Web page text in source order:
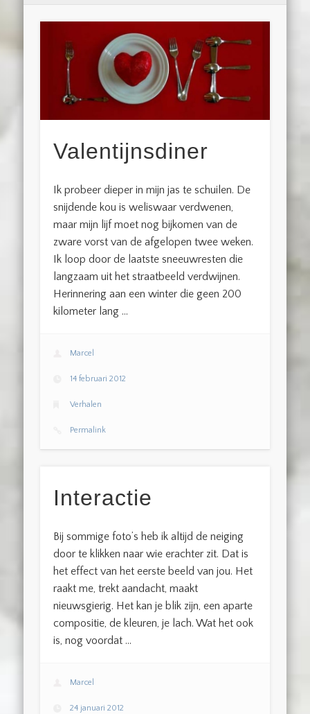
Valentijnsdiner
Ik probeer dieper in mijn jas te schuilen. De
snijdende kou is weliswaar verdwenen,
maar mijn lijf moet nog bijkomen van de
zware vorst van de afgelopen twee weken.
Ik loop door de laatste sneeuwresten die
langzaam uit het straatbeeld verdwijnen.
Herinnering aan een winter die geen 200
kilometer lang …
Marcel
14 februari 2012
Verhalen
Permalink
Interactie
Bij sommige foto’s heb ik altijd de neiging
door te klikken naar wie erachter zit. Dat is
het effect van het eerste beeld van jou. Het
raakt me, trekt aandacht, maakt
nieuwsgierig. Het kan je blik zijn, een aparte
compositie, de kleuren, je lach. Wat het ook
is, nog voordat …
Marcel
24 januari 2012